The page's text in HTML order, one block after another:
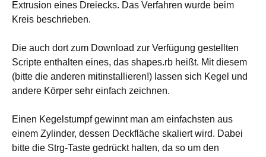
Extrusion eines Dreiecks. Das Verfahren wurde beim
Kreis beschrieben.
Die auch dort zum Download zur Verfügung gestellten
Scripte enthalten eines, das shapes.rb heißt. Mit diesem
(bitte die anderen mitinstallieren!) lassen sich Kegel und
andere Körper sehr einfach zeichnen.
Einen Kegelstumpf gewinnt man am einfachsten aus
einem Zylinder, dessen Deckfläche skaliert wird. Dabei
bitte die Strg-Taste gedrückt halten, da so um den